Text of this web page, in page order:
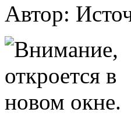
Автор: